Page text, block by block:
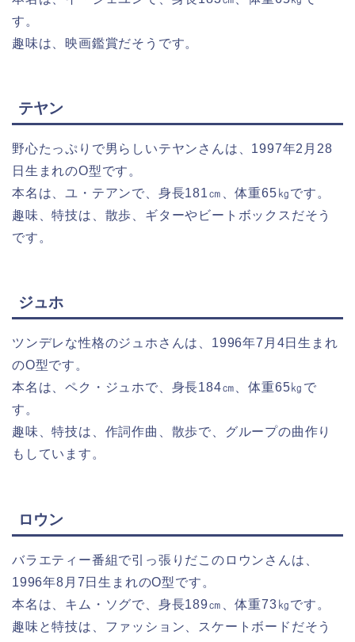
す。
趣味は、映画鑑賞だそうです。
テヤン
野心たっぷりで男らしいテヤンさんは、1997年2月28
日生まれのO型です。
本名は、ユ・テアンで、身長181㎝、体重65㎏です。
趣味、特技は、散歩、ギターやビートボックスだそう
です。
ジュホ
ツンデレな性格のジュホさんは、1996年7月4日生まれ
のO型です。
本名は、ペク・ジュホで、身長184㎝、体重65㎏で
す。
趣味、特技は、作詞作曲、散歩で、グループの曲作り
もしています。
ロウン
バラエティー番組で引っ張りだこのロウンさんは、
1996年8月7日生まれのO型です。
本名は、キム・ソグで、身長189㎝、体重73㎏です。
趣味と特技は、ファッション、スケートボードだそう